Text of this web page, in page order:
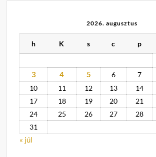
2026. augusztus
h K s c p
3
4 5 6 7
10
11 12 13 14
17
18 19 20 21
24
25 26 27 28
31
« júl